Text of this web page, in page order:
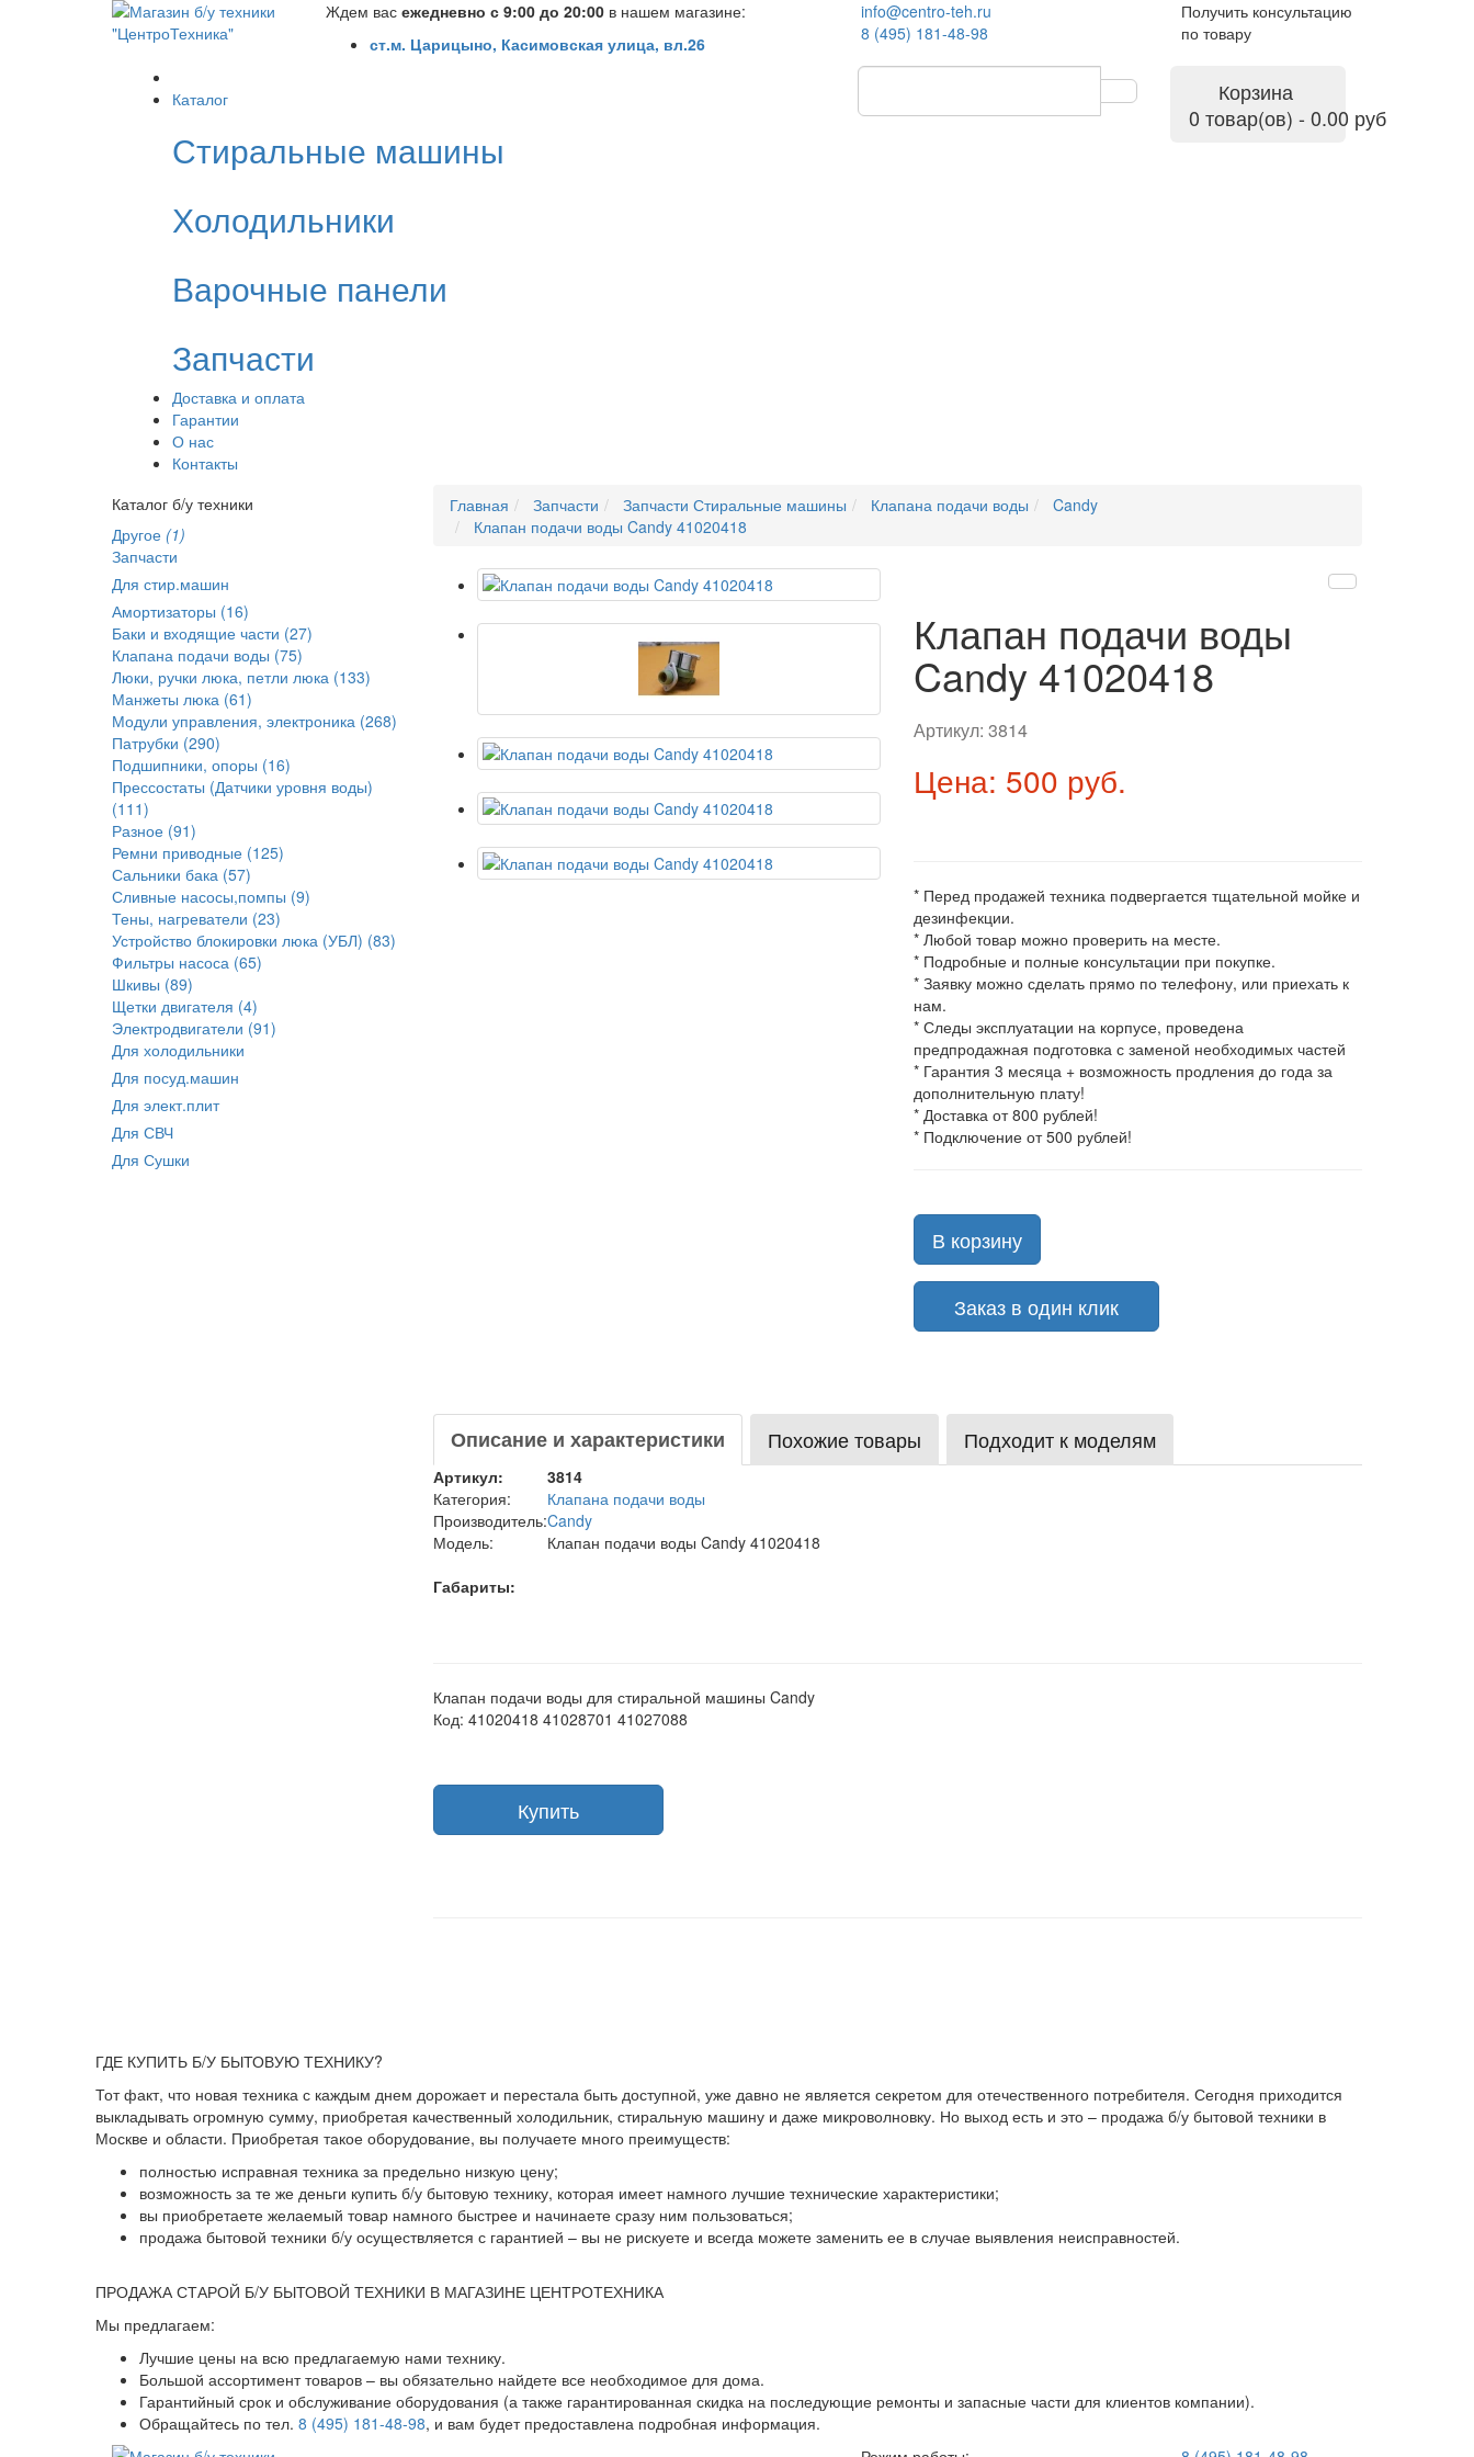
Ждем вас ежедневно с 9:00 до 20:00 в нашем магазине:
ст.м. Царицыно, Касимовская улица, вл.26
info@centro-teh.ru
8 (495) 181-48-98
Получить консультацию
по товару
Каталог
Стиральные машины
Холодильники
Варочные панели
Запчасти
Доставка и оплата
Гарантии
О нас
Контакты
Корзина
0 товар(ов) - 0.00 руб
Каталог б/у техники
Другое (1)
Запчасти
Для стир.машин
Амортизаторы (16)
Баки и входящие части (27)
Клапана подачи воды (75)
Люки, ручки люка, петли люка (133)
Манжеты люка (61)
Модули управления, электроника (268)
Патрубки (290)
Подшипники, опоры (16)
Прессостаты (Датчики уровня воды)
(111)
Разное (91)
Ремни приводные (125)
Сальники бака (57)
Сливные насосы,помпы (9)
Тены, нагреватели (23)
Устройство блокировки люка (УБЛ) (83)
Фильтры насоса (65)
Шкивы (89)
Щетки двигателя (4)
Электродвигатели (91)
Для холодильники
Для посуд.машин
Для элект.плит
Для СВЧ
Для Сушки
Главная Запчасти Запчасти Стиральные машины Клапана подачи воды
Candy
Клапан подачи воды Candy 41020418
Клапан подачи воды
Candy 41020418
Артикул:3814
Цена: 500 руб.
* Перед продажей техника подвергается тщательной мойке и
дезинфекции.
* Любой товар можно проверить на месте.
* Подробные и полные консультации при покупке.
* Заявку можно сделать прямо по телефону, или приехать к
нам.
* Следы эксплуатации на корпусе, проведена
предпродажная подготовка с заменой необходимых частей
* Гарантия 3 месяца + возможность продления до года за
дополнительную плату!
* Доставка от 800 рублей!
* Подключение от 500 рублей!
В корзину
Заказ в один клик
Описание и характеристики Похожие товары Подходит к моделям
Артикул:
3814
Категория:
Клапана подачи воды
Производитель:Candy
Модель:
Клапан подачи воды Candy 41020418
Габариты:
Клапан подачи воды для стиральной машины Candy
Код: 41020418 41028701 41027088
ГДЕ КУПИТЬ Б/У БЫТОВУЮ ТЕХНИКУ?
Тот факт, что новая техника с каждым днем дорожает и перестала быть доступной, уже давно не является секретом для отечественного потребителя. Сегодня приходится
выкладывать огромную сумму, приобретая качественный холодильник, стиральную машину и даже микроволновку. Но выход есть и это – продажа б/у бытовой техники в
Москве и области. Приобретая такое оборудование, вы получаете много преимуществ:
полностью исправная техника за предельно низкую цену;
возможность за те же деньги купить б/у бытовую технику, которая имеет намного лучшие технические характеристики;
вы приобретаете желаемый товар намного быстрее и начинаете сразу ним пользоваться;
продажа бытовой техники б/у осуществляется с гарантией – вы не рискуете и всегда можете заменить ее в случае выявления неисправностей.
ПРОДАЖА СТАРОЙ Б/У БЫТОВОЙ ТЕХНИКИ В МАГАЗИНЕ ЦЕНТРОТЕХНИКА
Мы предлагаем:
Лучшие цены на всю предлагаемую нами технику.
Большой ассортимент товаров – вы обязательно найдете все необходимое для дома.
Гарантийный срок и обслуживание оборудования (а также гарантированная скидка на последующие ремонты и запасные части для клиентов компании).
Обращайтесь по тел. 8 (495) 181-48-98, и вам будет предоставлена подробная информация.